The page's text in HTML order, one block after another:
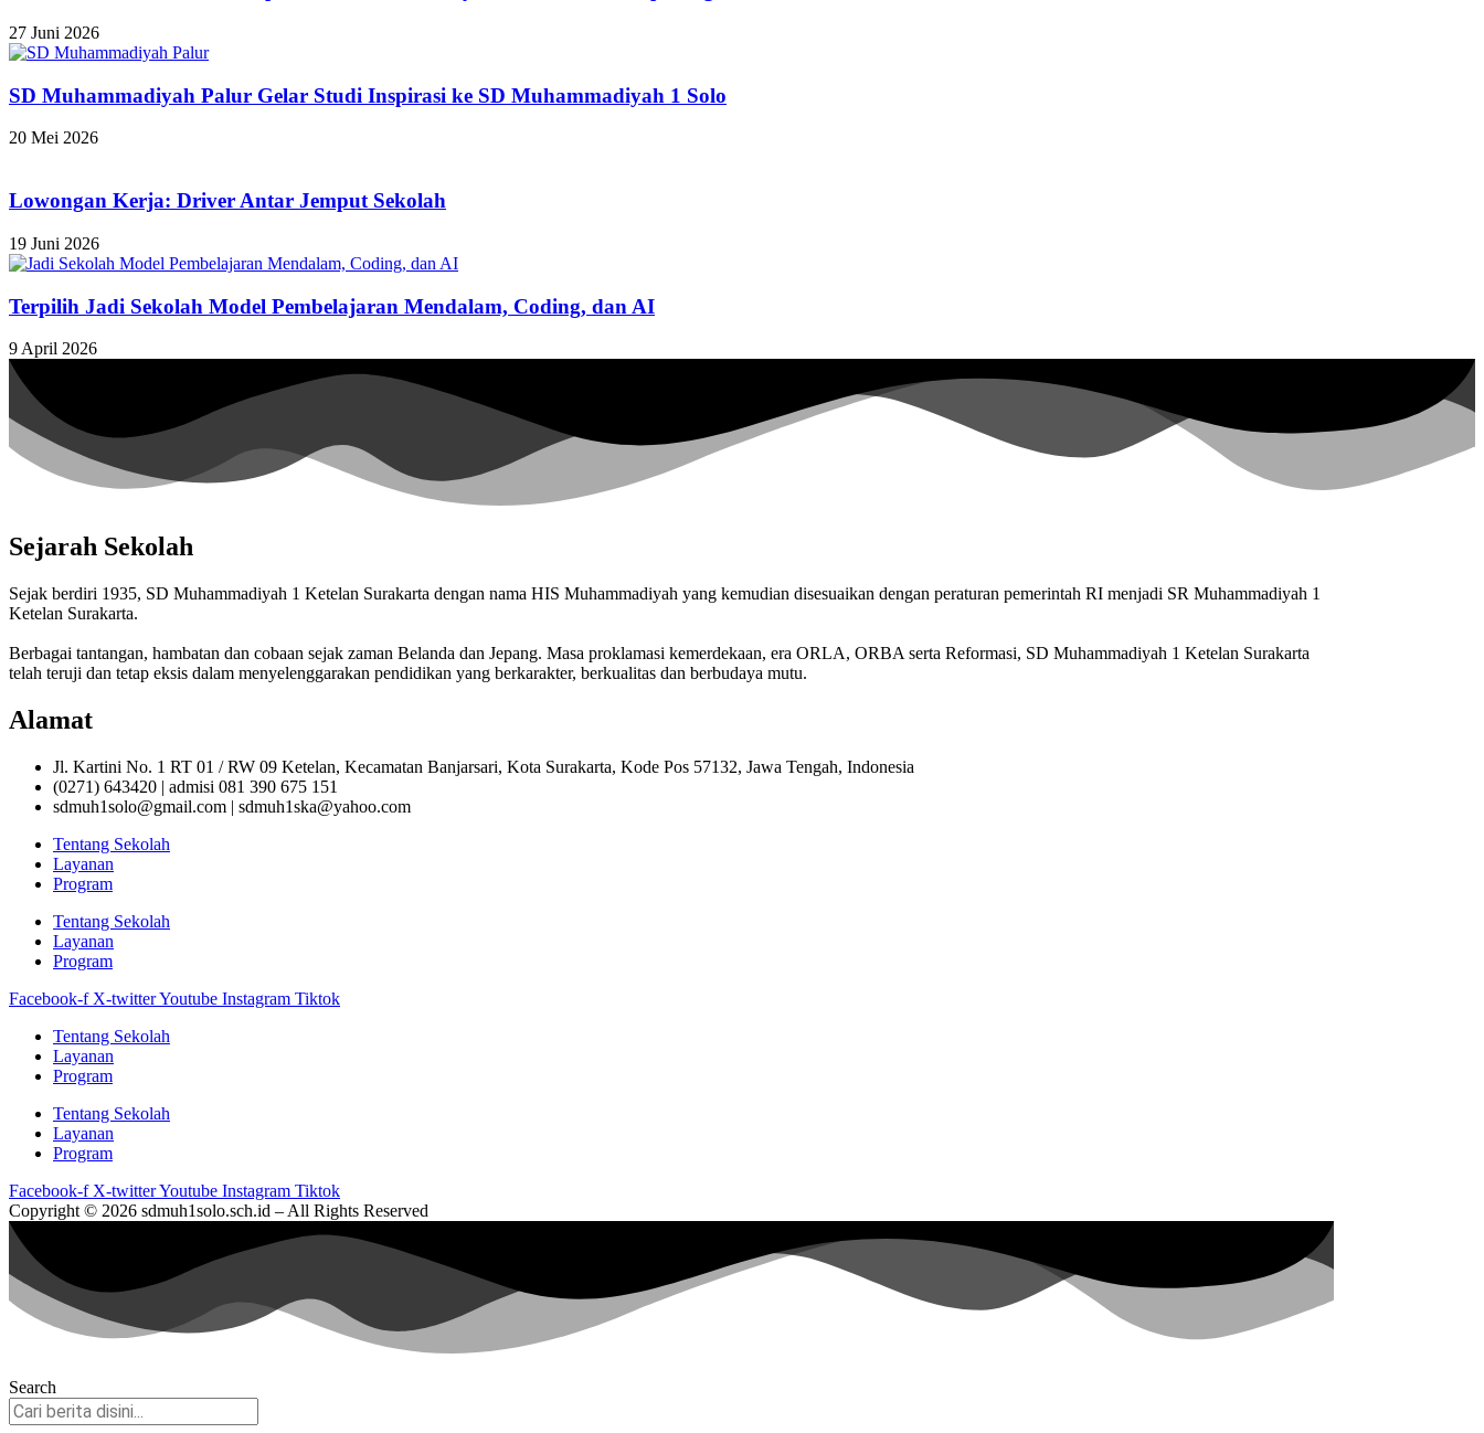
27 Juni 2026
SD Muhammadiyah Palur Gelar Studi Inspirasi ke SD Muhammadiyah 1 Solo
20 Mei 2026
Lowongan Kerja: Driver Antar Jemput Sekolah
19 Juni 2026
Terpilih Jadi Sekolah Model Pembelajaran Mendalam, Coding, dan AI
9 April 2026
Sejarah Sekolah
Sejak berdiri 1935, SD Muhammadiyah 1 Ketelan Surakarta dengan nama HIS Muhammadiyah yang kemudian disesuaikan dengan peraturan pemerintah RI menjadi SR Muhammadiyah 1
Ketelan Surakarta.
Berbagai tantangan, hambatan dan cobaan sejak zaman Belanda dan Jepang. Masa proklamasi kemerdekaan, era ORLA, ORBA serta Reformasi, SD Muhammadiyah 1 Ketelan Surakarta
telah teruji dan tetap eksis dalam menyelenggarakan pendidikan yang berkarakter, berkualitas dan berbudaya mutu.
Alamat
Jl. Kartini No. 1 RT 01 / RW 09 Ketelan, Kecamatan Banjarsari, Kota Surakarta, Kode Pos 57132, Jawa Tengah, Indonesia
(0271) 643420 | admisi 081 390 675 151
sdmuh1solo@gmail.com | sdmuh1ska@yahoo.com
Tentang Sekolah
Layanan
Program
Tentang Sekolah
Layanan
Program
Facebook-f X-twitterYoutube Instagram Tiktok
Tentang Sekolah
Layanan
Program
Tentang Sekolah
Layanan
Program
Facebook-f X-twitterYoutube Instagram Tiktok
Copyright © 2026 sdmuh1solo.sch.id – All Rights Reserved
Search